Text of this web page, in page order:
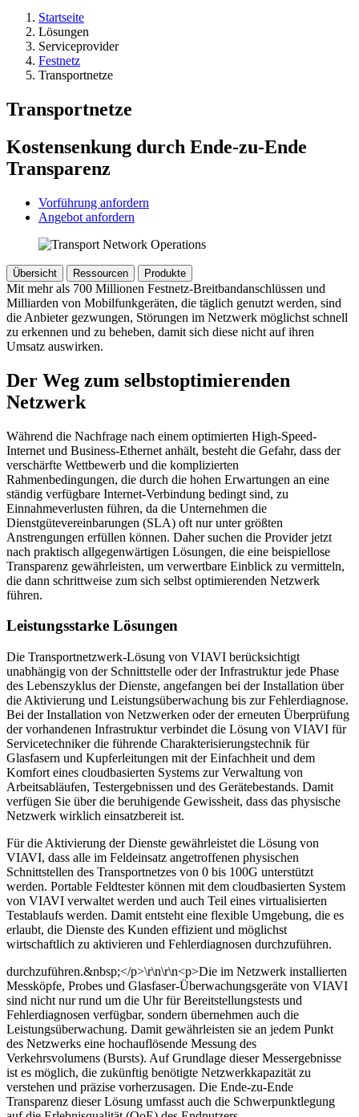
Startseite
Lösungen
Serviceprovider
Festnetz
Transportnetze
Transportnetze
Kostensenkung durch Ende-zu-Ende
Transparenz
Vorführung anfordern
Angebot anfordern
Übersicht Ressourcen Produkte
Mit mehr als 700 Millionen Festnetz-Breitbandanschlüssen und
Milliarden von Mobilfunkgeräten, die täglich genutzt werden, sind
die Anbieter gezwungen, Störungen im Netzwerk möglichst schnell
zu erkennen und zu beheben, damit sich diese nicht auf ihren
Umsatz auswirken.
Der Weg zum selbstoptimierenden
Netzwerk
Während die Nachfrage nach einem optimierten High-Speed-
Internet und Business-Ethernet anhält, besteht die Gefahr, dass der
verschärfte Wettbewerb und die komplizierten
Rahmenbedingungen, die durch die hohen Erwartungen an eine
ständig verfügbare Internet-Verbindung bedingt sind, zu
Einnahmeverlusten führen, da die Unternehmen die
Dienstgütevereinbarungen (SLA) oft nur unter größten
Anstrengungen erfüllen können. Daher suchen die Provider jetzt
nach praktisch allgegenwärtigen Lösungen, die eine beispiellose
Transparenz gewährleisten, um verwertbare Einblick zu vermitteln,
die dann schrittweise zum sich selbst optimierenden Netzwerk
führen.
Leistungsstarke Lösungen
Die Transportnetzwerk-Lösung von VIAVI berücksichtigt
unabhängig von der Schnittstelle oder der Infrastruktur jede Phase
des Lebenszyklus der Dienste, angefangen bei der Installation über
die Aktivierung und Leistungsüberwachung bis zur Fehlerdiagnose.
Bei der Installation von Netzwerken oder der erneuten Überprüfung
der vorhandenen Infrastruktur verbindet die Lösung von VIAVI für
Servicetechniker die führende Charakterisierungstechnik für
Glasfasern und Kupferleitungen mit der Einfachheit und dem
Komfort eines cloudbasierten Systems zur Verwaltung von
Arbeitsabläufen, Testergebnissen und des Gerätebestands. Damit
verfügen Sie über die beruhigende Gewissheit, dass das physische
Netzwerk wirklich einsatzbereit ist.
Für die Aktivierung der Dienste gewährleistet die Lösung von
VIAVI, dass alle im Feldeinsatz angetroffenen physischen
Schnittstellen des Transportnetzes von 0 bis 100G unterstützt
werden. Portable Feldtester können mit dem cloudbasierten System
von VIAVI verwaltet werden und auch Teil eines virtualisierten
Testablaufs werden. Damit entsteht eine flexible Umgebung, die es
erlaubt, die Dienste des Kunden effizient und möglichst
wirtschaftlich zu aktivieren und Fehlerdiagnosen durchzuführen.
durchzuführen.&nbsp;</p>\r\n\r\n<p>Die im Netzwerk installierten
Messköpfe, Probes und Glasfaser-Überwachungsgeräte von VIAVI
sind nicht nur rund um die Uhr für Bereitstellungstests und
Fehlerdiagnosen verfügbar, sondern übernehmen auch die
Leistungsüberwachung. Damit gewährleisten sie an jedem Punkt
des Netzwerks eine hochauflösende Messung des
Verkehrsvolumens (Bursts). Auf Grundlage dieser Messergebnisse
ist es möglich, die zukünftig benötigte Netzwerkkapazität zu
verstehen und präzise vorherzusagen. Die Ende-zu-Ende
Transparenz dieser Lösung umfasst auch die Schwerpunktlegung